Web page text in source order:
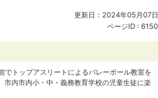
更新日：2024年05月07日
ページID : 6150
トップアスリートによるバレーボール教室を
内市内小・中・義務教育学校の児童生徒に楽